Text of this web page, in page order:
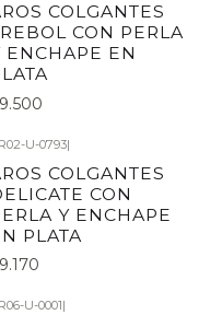
COLGANTES
CON PERLA
ENCHAPE EN
U-0793|
COLGANTES
CON
Y ENCHAPE
PLATA
U-0001|